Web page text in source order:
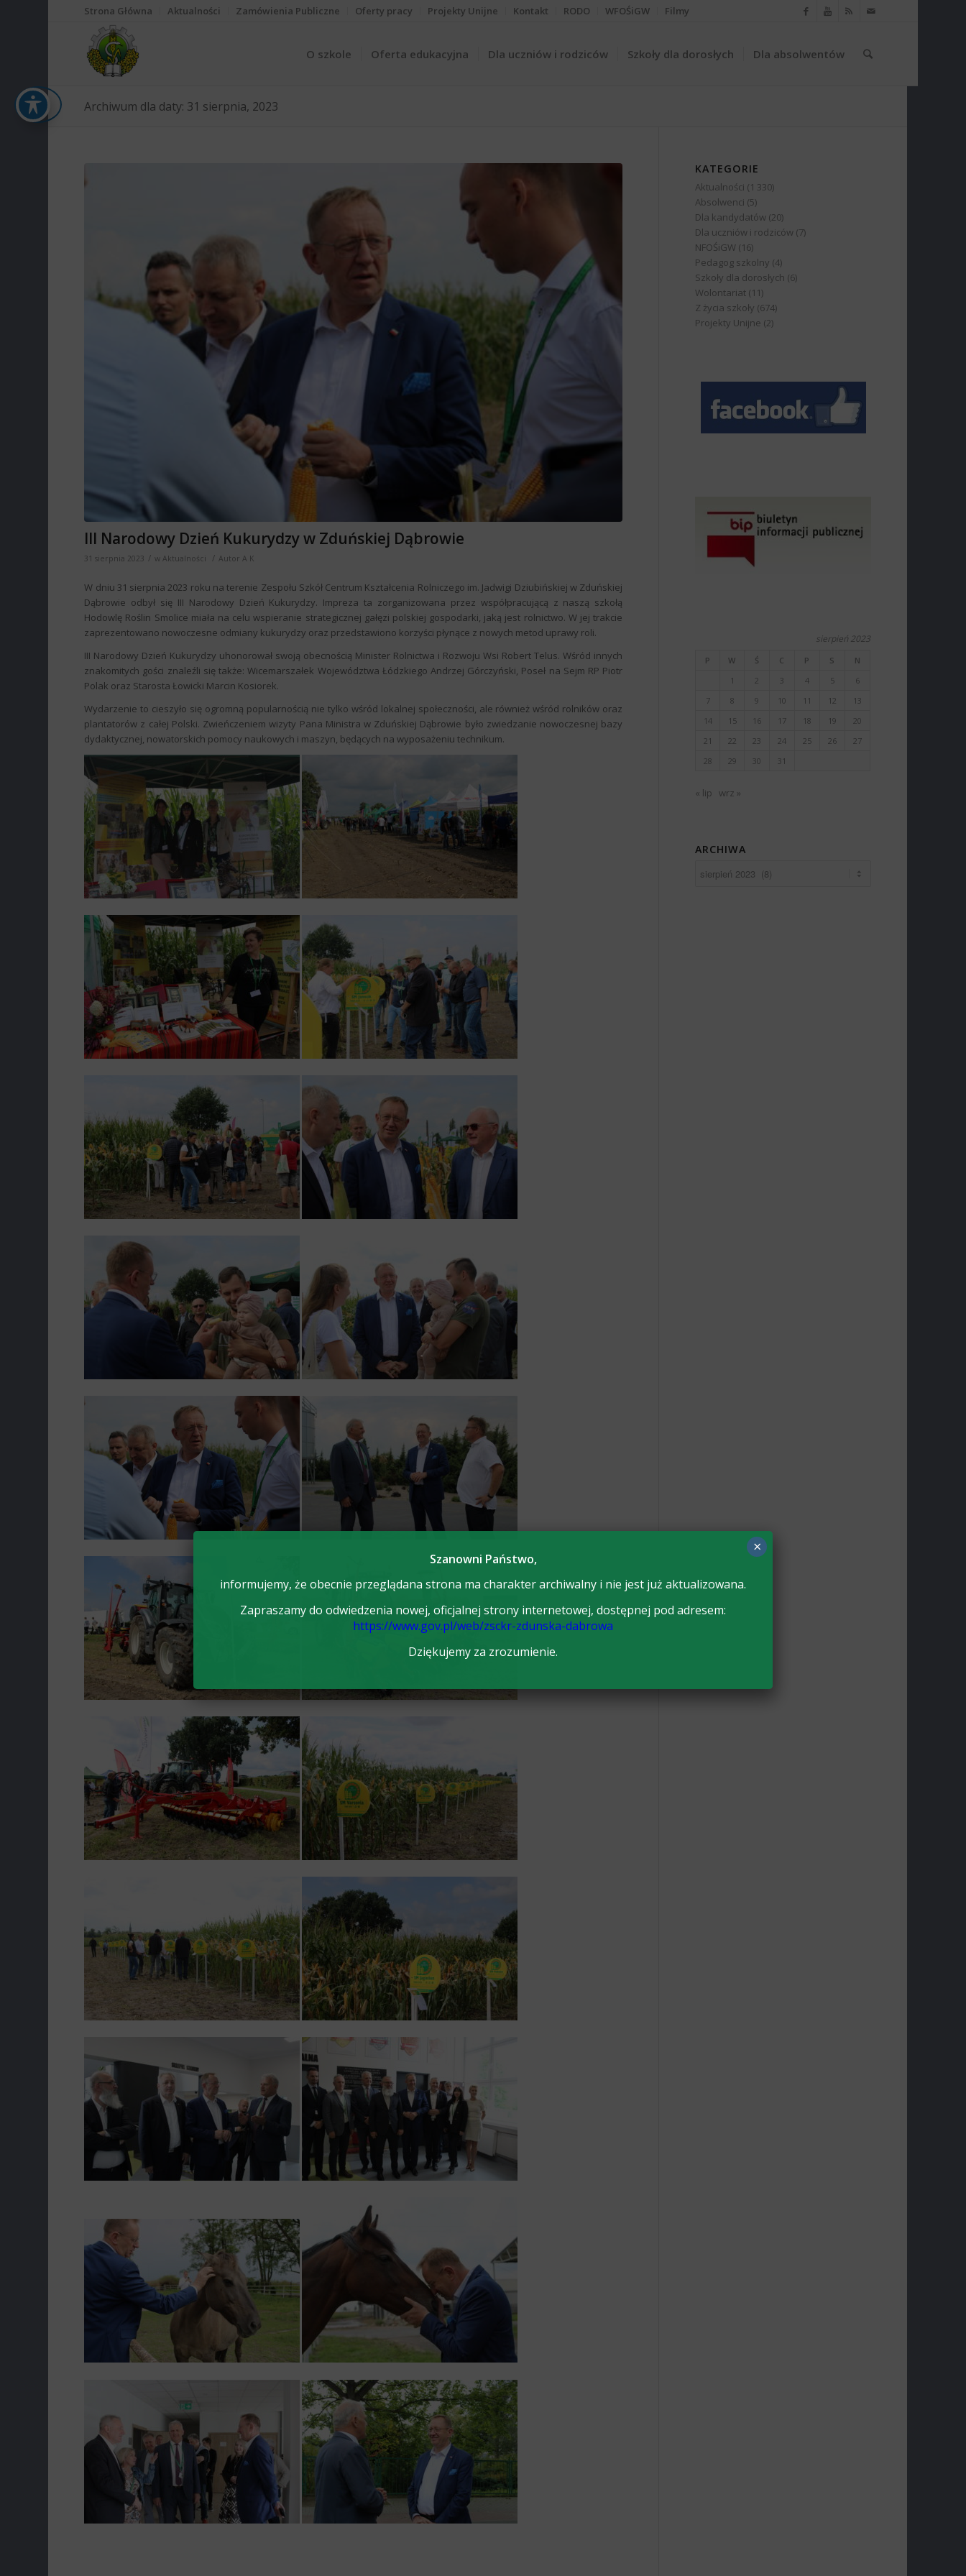
Strona Główna Aktualności Zamówienia Publiczne Oferty pracy Projekty Unijne Kontakt RODO WFOŚiGW Filmy
O szkole Oferta edukacyjna Dla uczniów i rodziców Szkoły dla dorosłych Dla absolwentów
Archiwum dla daty: 31 sierpnia, 2023
III Narodowy Dzień Kukurydzy w Zduńskiej Dąbrowie
31 sierpnia 2023 / wAktualności / AutorA K
W dniu 31 sierpnia 2023 roku na terenie Zespołu Szkół Centrum Kształcenia Rolniczego im. Jadwigi Dziubińskiej w Zduńskiej
Dąbrowie odbył się III Narodowy Dzień Kukurydzy. Impreza ta zorganizowana przez współpracującą z naszą szkołą
Hodowlę Roślin Smolice miała na celu wspieranie strategicznej gałęzi polskiej gospodarki, jaką jest rolnictwo. W jej trakcie
zaprezentowano nowoczesne odmiany kukurydzy oraz przedstawiono korzyści płynące z nowych metod uprawy roli.
III Narodowy Dzień Kukurydzy uhonorował swoją obecnością Minister Rolnictwa i Rozwoju Wsi Robert Telus. Wśród innych
znakomitych gości znaleźli się także: Wicemarszałek Województwa Łódzkiego Andrzej Górczyński, Poseł na Sejm RP Piotr
Polak oraz Starosta Łowicki Marcin Kosiorek.
Wydarzenie to cieszyło się ogromną popularnością nie tylko wśród lokalnej społeczności, ale również wśród rolników oraz
plantatorów z całej Polski. Zwieńczeniem wizyty Pana Ministra w Zduńskiej Dąbrowie było zwiedzanie nowoczesnej bazy
dydaktycznej, nowatorskich pomocy naukowych i maszyn, będących na wyposażeniu technikum.
KATEGORIE
Aktualności (1 330)
Absolwenci (5)
Dla kandydatów (20)
Dla uczniów i rodziców (7)
NFOŚiGW (16)
Pedagog szkolny (4)
Szkoły dla dorosłych (6)
Wolontariat (11)
Z życia szkoły (674)
Projekty Unijne (2)
sierpień 2023
P W Ś C P S
N
1
2 3 4 5
6
7
8 9 10 11 12
13
14
15 16 17 18 19
20
21
22 23 24 25 26
27
28
29 30 31
« lip wrz »
ARCHIWA
Szanowni Państwo,
informujemy, że obecnie przeglądana strona ma charakter archiwalny i nie jest już aktualizowana.
Zapraszamy do odwiedzenia nowej, oficjalnej strony internetowej, dostępnej pod adresem:
https://www.gov.pl/web/zsckr-zdunska-dabrowa
Dziękujemy za zrozumienie.
×